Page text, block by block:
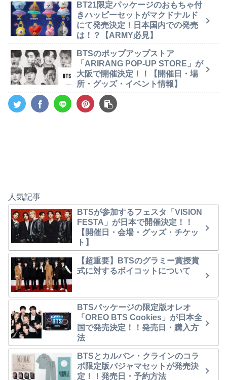
BT21限定パッケージのおもちゃ付
きハッピーセットがマクドナルド
にて発売決定！日本国内での発売
は！？【ARMY必見】
BTSのポップアップストア
「ARIRANG POP-UP STORE」が
大阪で開催決定！！【開催日・場
所・グッズ・イベント情報】
人気記事
BTSが参加するフェスタ「VISION
FESTA」が日本で開催決定！！
【開催日・会場・グッズ・チケッ
ト】
【超重要】BTSのグラミー賞授賞
式に対するボイコットについて
BTSパッケージの限定版オレオ
「OREO BTS Cookies」が日本全
国で発売決定！！発売日・購入方
法
BTSとカルバン・クラインのコラ
ボ限定版パジャマセットが発売決
定！！発売日・予約方法